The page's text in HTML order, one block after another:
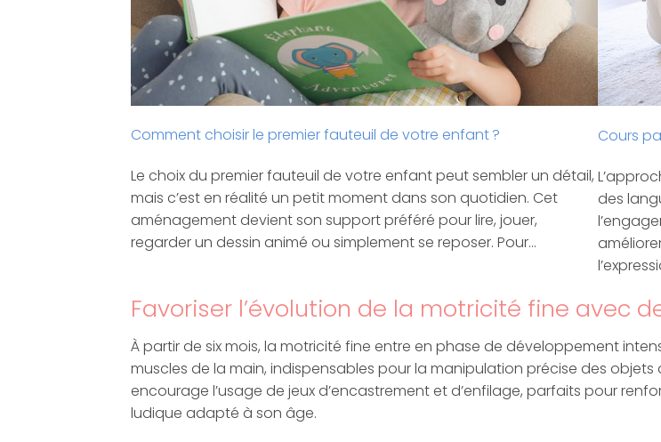
Comment choisir le premier fauteuil de votre enfant ?
Le choix du premier fauteuil de votre enfant peut sembler un détail,
mais c’est en réalité un petit moment dans son quotidien. Cet
aménagement devient son support préféré pour lire, jouer,
regarder un dessin animé ou simplement se reposer. Pour…
Cours
des
Favoriser l’évolution de la motricité fine avec
À partir de six mois, la motricité fine entre en phase de développement
muscles de la main, indispensables pour la manipulation précise des objets
encourage l’usage de jeux d’encastrement et d’enfilage, parfaits pour
ludique adapté à son âge.